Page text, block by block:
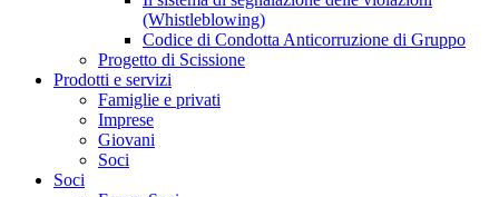
(Whistleblowing)
Codice di Condotta Anticorruzione di Gruppo
Progetto di Scissione
Prodotti e servizi
Famiglie e privati
Imprese
Giovani
Soci
Soci